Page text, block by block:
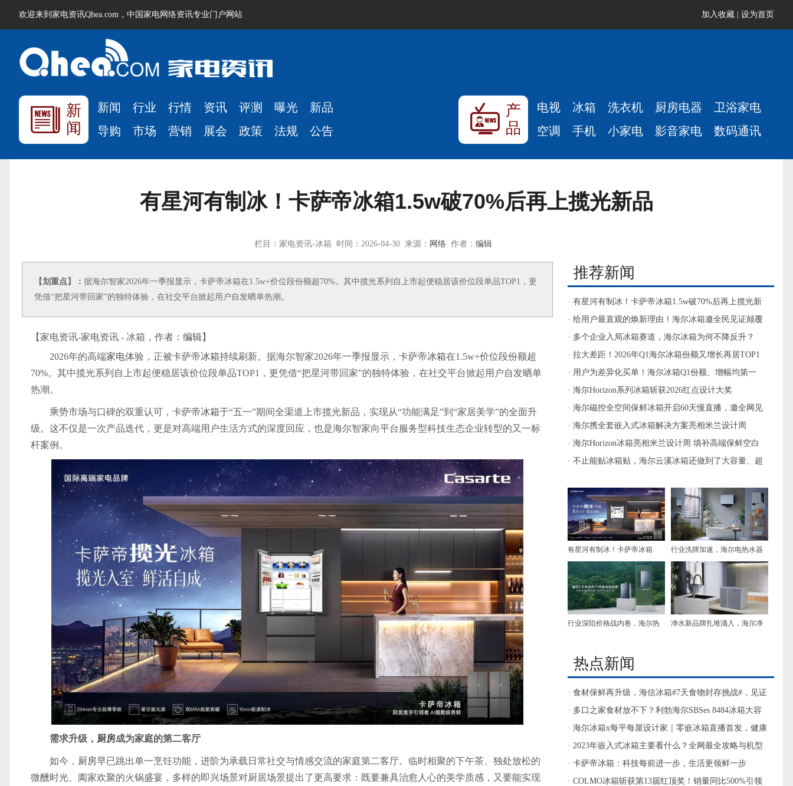
欢迎来到家电资讯Qhea.com，中国家电网络资讯专业门户网站 加入收藏 设为首页
新
闻
新闻 行业 行情 资讯 评测 曝光
新品
导购
市场 营销 展会 政策 法规 公告
产
品
电视 冰箱 洗衣机 厨房电器
卫浴家电
空调
手机 小家电 影音家电 数码通讯
有星河有制冰！卡萨帝冰箱1.5w破70%后再上揽光新品
栏目：家电资讯-冰箱 时间：2026-04-30 来源： 网络作者： 编辑
【划重点】： 据海尔智家2026年一季报显示，卡萨帝冰箱在1.5w+价位段份额超70%。其中揽光系列自上市起便稳居该价位段单品TOP1，更
凭借“把星河带回家”的独特体验，在社交平台掀起用户自发晒单热潮。
【家电资讯-家电资讯 - 冰箱，作者： 编辑】
2026年的高端家电体验，正被卡萨帝冰箱持续刷新。据海尔智家2026年一季报显示，卡萨帝冰箱在1.5w+价位段份额超
70%。其中揽光系列自上市起便稳居该价位段单品TOP1，更凭借“把星河带回家”的独特体验，在社交平台掀起用户自发晒单
热潮。
乘势市场与口碑的双重认可，卡萨帝冰箱于“五一”期间全渠道上市揽光新品，实现从“功能满足”到“家居美学”的全面升
级。这不仅是一次产品迭代，更是对高端用户生活方式的深度回应，也是海尔智家向平台服务型科技生态企业转型的又一标
杆案例。
需求升级， 厨房成为家庭的第二客厅
如今， 厨房早已跳出单一烹饪功能，进阶为承载日常社交与情感交流的家庭第二客厅。临时相聚的下午茶、独处放松的
微醺时光、阖家欢聚的火锅盛宴，多样的即兴场景对厨居场景提出了更高要求：既要兼具治愈人心的美学质感，又要能实现
推荐新闻
· 有星河有制冰！卡萨帝冰箱1.5w破70%后再上揽光新
品
· 给用户最直观的焕新理由！海尔冰箱邀全民见证颠覆
性保鲜体验
· 多个企业入局冰箱赛道，海尔冰箱为何不降反升？
· 拉大差距！2026年Q1海尔冰箱份额又增长再居TOP1
· 用户为差异化买单！海尔冰箱Q1份额、增幅均第一
· 海尔Horizon系列冰箱斩获2026红点设计大奖
· 海尔磁控全空间保鲜冰箱开启60天慢直播，邀全网见
证国奖保鲜科技
· 海尔携全套嵌入式冰箱解决方案亮相米兰设计周
· 海尔Horizon冰箱亮相米兰设计周 填补高端保鲜空白
· 不止能贴冰箱贴，海尔云溪冰箱还做到了大容量、超
有星河有制冰！卡萨帝冰箱
1.5w破70%后再上揽光新品
行业洗牌加速，海尔电热水器
Q1份额再涨1.5%持续拉大差距
行业深陷价格战内卷，海尔热
额持续攀升
净水新品牌扎堆涌入，海尔净
热点新闻
· 食材保鲜再升级，海信冰箱#7天食物封存挑战#，见证
真空保鲜黑科技
· 多口之家食材放不下？利勃海尔SBSes 8484冰箱大容
量，极致保鲜
· 海尔冰箱x每平每屋设计家｜零嵌冰箱直播首发，健康
生活新鲜开场！
· 2023年嵌入式冰箱主要看什么？全网最全攻略与机型
推荐
· 卡萨帝冰箱：科技每前进一步，生活更领鲜一步
· COLMO冰箱斩获第13届红顶奖！销量同比500%引领